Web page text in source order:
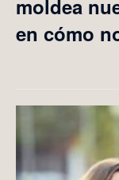
moldea
en cómo